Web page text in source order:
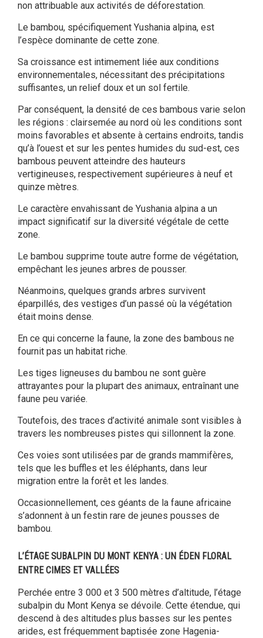
non attribuable aux activités de déforestation.
Le bambou, spécifiquement Yushania alpina, est
l’espèce dominante de cette zone.
Sa croissance est intimement liée aux conditions
environnementales, nécessitant des précipitations
suffisantes, un relief doux et un sol fertile.
Par conséquent, la densité de ces bambous varie selon
les régions : clairsemée au nord où les conditions sont
moins favorables et absente à certains endroits, tandis
qu’à l’ouest et sur les pentes humides du sud-est, ces
bambous peuvent atteindre des hauteurs
vertigineuses, respectivement supérieures à neuf et
quinze mètres.
Le caractère envahissant de Yushania alpina a un
impact significatif sur la diversité végétale de cette
zone.
Le bambou supprime toute autre forme de végétation,
empêchant les jeunes arbres de pousser.
Néanmoins, quelques grands arbres survivent
éparpillés, des vestiges d’un passé où la végétation
était moins dense.
En ce qui concerne la faune, la zone des bambous ne
fournit pas un habitat riche.
Les tiges ligneuses du bambou ne sont guère
attrayantes pour la plupart des animaux, entraînant une
faune peu variée.
Toutefois, des traces d’activité animale sont visibles à
travers les nombreuses pistes qui sillonnent la zone.
Ces voies sont utilisées par de grands mammifères,
tels que les buffles et les éléphants, dans leur
migration entre la forêt et les landes.
Occasionnellement, ces géants de la faune africaine
s’adonnent à un festin rare de jeunes pousses de
bambou.
L’ÉTAGE SUBALPIN DU MONT KENYA : UN ÉDEN FLORAL
ENTRE CIMES ET VALLÉES
Perchée entre 3 000 et 3 500 mètres d’altitude, l’étage
subalpin du Mont Kenya se dévoile. Cette étendue, qui
descend à des altitudes plus basses sur les pentes
arides, est fréquemment baptisée zone Hagenia-